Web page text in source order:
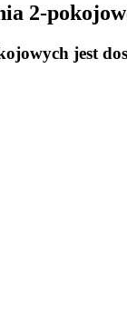
2-
jest